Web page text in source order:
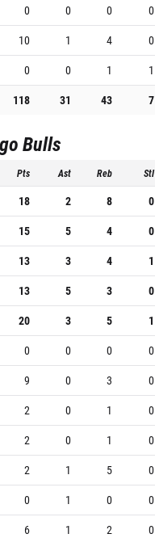
0 0 0 0
10 1 4 0
0 0 1 1
118 31 43 7
Bulls
Pts Ast Reb Stl
18 2 8 0
15 5 4 0
13 3 4 1
13 5 3 0
20 3 5 1
0 0 0 0
9 0 3 0
2 0 1 0
2 0 1 0
2 1 5 0
0 1 0 0
6 1 2 0